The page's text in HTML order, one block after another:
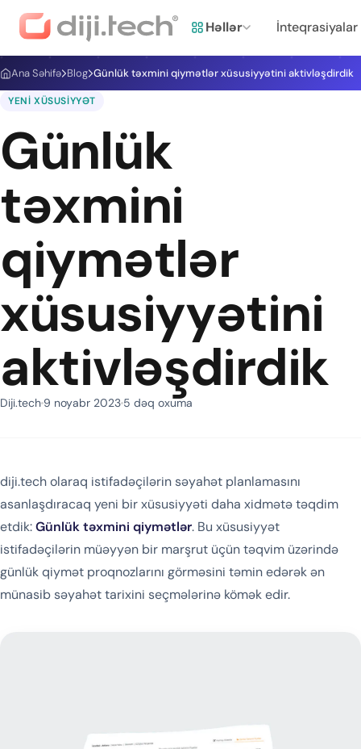
Həllər İnteqrasiyalar
Ana Səhifə Blog Günlük təxmini qiymətlər xüsusiyyətini aktivləşdirdik
YENI XÜSUSIYYƏT
Günlük
təxmini
qiymətlər
xüsusiyyətini
aktivləşdirdik
Diji.tech 9 noyabr 2023 5 dəq oxuma
diji.tech olaraq istifadəçilərin səyahət planlamasını
asanlaşdıracaq yeni bir xüsusiyyəti daha xidmətə təqdim
etdik:Günlük təxmini qiymətlər. Bu xüsusiyyət
istifadəçilərin müəyyən bir marşrut üçün təqvim üzərində
günlük qiymət proqnozlarını görməsini təmin edərək ən
münasib səyahət tarixini seçmələrinə kömək edir.